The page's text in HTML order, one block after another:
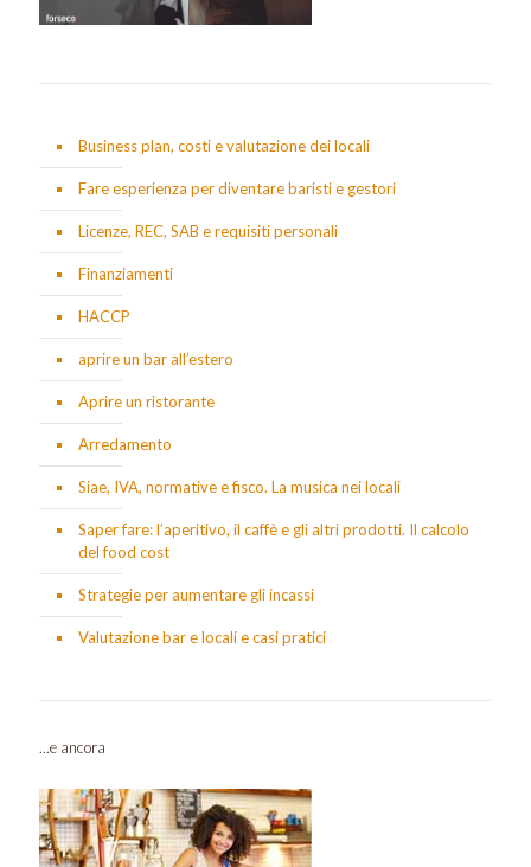
Business plan, costi e valutazione dei locali
Fare esperienza per diventare baristi e gestori
Licenze, REC, SAB e requisiti personali
Finanziamenti
HACCP
aprire un bar all’estero
Aprire un ristorante
Arredamento
Siae, IVA, normative e fisco. La musica nei locali
Saper fare: l’aperitivo, il caffè e gli altri prodotti. Il calcolo
del food cost
Strategie per aumentare gli incassi
Valutazione bar e locali e casi pratici
...e ancora